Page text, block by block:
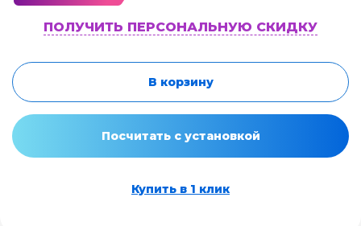
ПОЛУЧИТЬ ПЕРСОНАЛЬНУЮ СКИДКУ
В корзину
Посчитать с установкой
Купить в 1 клик